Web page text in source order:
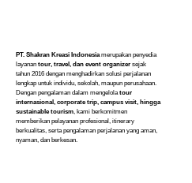
PT. Shakran Kreasi Indonesiamerupakan penyedia
layanan tour, travel, dan event organizer sejak
tahun 2016 dengan menghadirkan solusi perjalanan
lengkap untuk individu, sekolah, maupun perusahaan.
Dengan pengalaman dalam mengelolatour
internasional, corporate trip, campus visit, hingga
sustainable tourism, kami berkomitmen
memberikan pelayanan profesional, itinerary
berkualitas, serta pengalaman perjalanan yang aman,
nyaman, dan berkesan.